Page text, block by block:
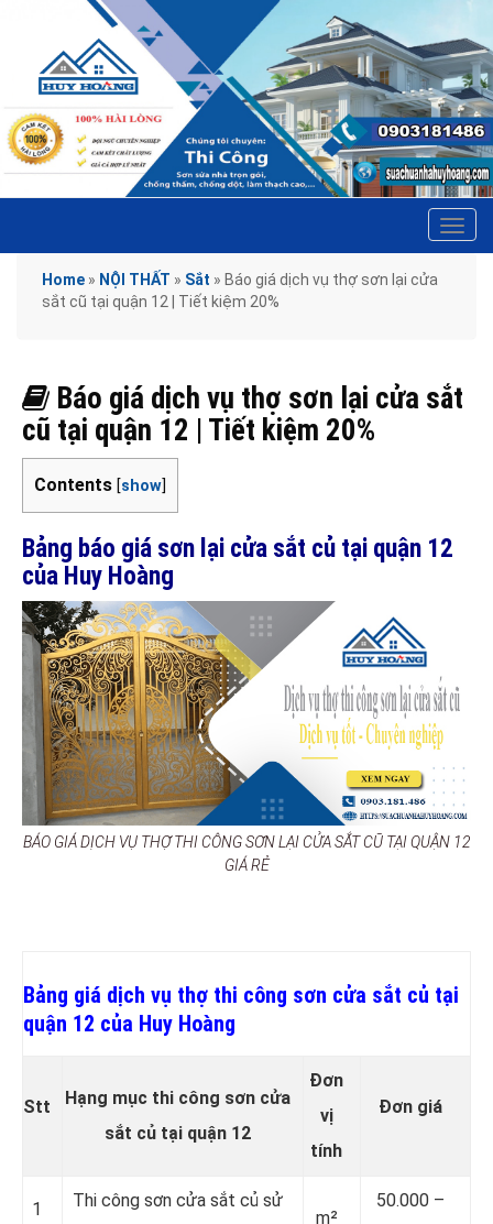
Home » NỘI THẤT » Sắt » Báo giá dịch vụ thợ sơn lại cửa
sắt cũ tại quận 12 | Tiết kiệm 20%
Báo giá dịch vụ thợ sơn lại cửa sắt
cũ tại quận 12 | Tiết kiệm 20%
Contents [show]
Bảng báo giá sơn lại cửa sắt củ tại quận 12
của Huy Hoàng
BÁO GIÁ DỊCH VỤ THỢ THI CÔNG SƠN LẠI CỬA SẮT CŨ TẠI QUẬN 12
GIÁ RẺ
Bảng giá dịch vụ thợ thi công sơn cửa sắt củ tại
quận 12 của Huy Hoàng
Stt
Hạng mục thi công sơn cửa
sắt củ tại quận 12
Đơn
vị
tính
Đơn giá
1
Thi công sơn cửa sắt củ sử
m²
50.000 –